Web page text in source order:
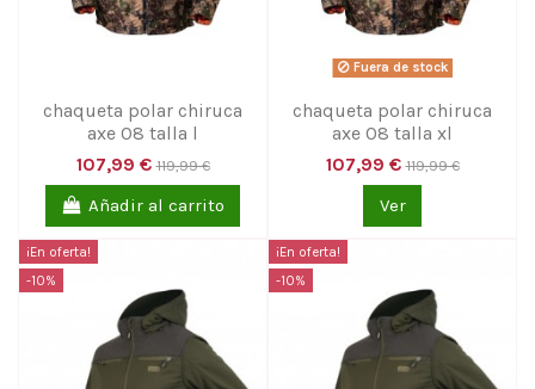
chaqueta polar chiruca
axe 08 talla l
107,99 €119,99 €
Añadir al carrito
Fuera de stock
chaqueta polar chiruca
axe 08 talla xl
107,99 €119,99 €
Ver
¡En oferta!
-10%
¡En oferta!
-10%